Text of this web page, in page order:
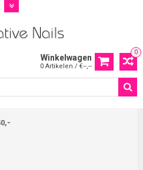
0
Winkelwagen
0 Artikelen / €--,--